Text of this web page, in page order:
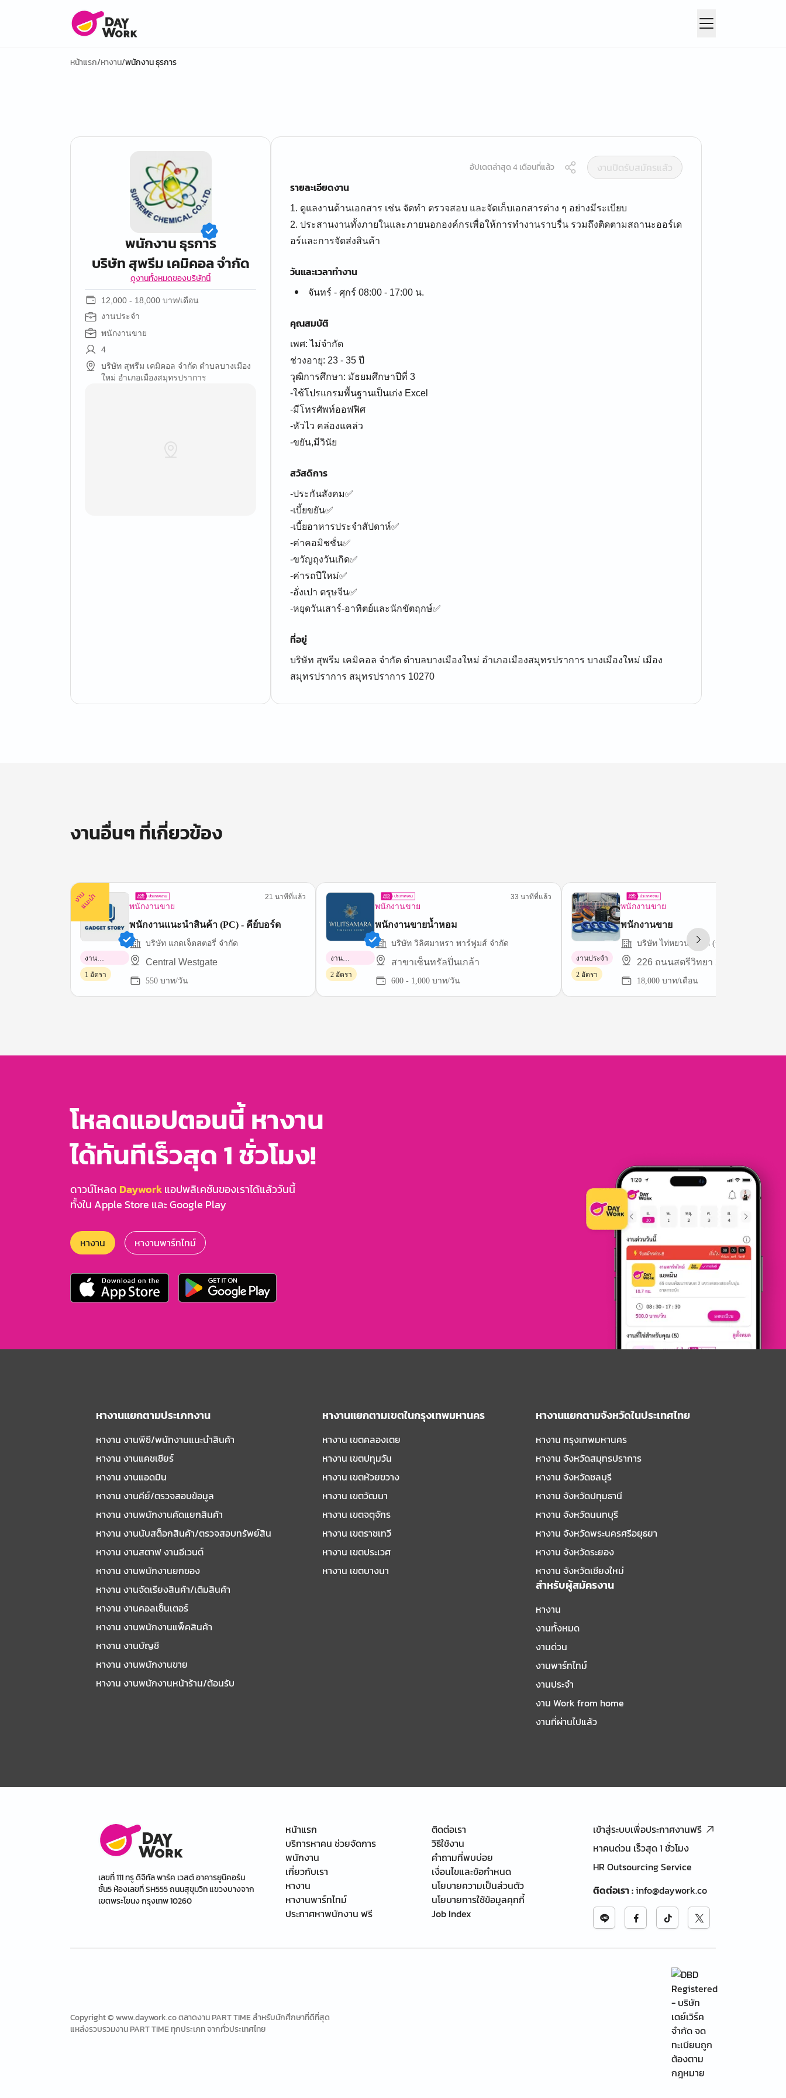
หน้าแรก/หางาน/พนักงาน ธุรการ
พนักงาน ธุรการ
บริษัท สุพรีม เคมิคอล จำกัด
ดูงานทั้งหมดของบริษัทนี้
12,000 - 18,000 บาท/เดือน
งานประจำ
พนักงานขาย
4
บริษัท สุพรีม เคมิคอล จำกัด ตำบลบางเมือง
ใหม่ อำเภอเมืองสมุทรปราการ
อัปเดตล่าสุด 4 เดือนที่แล้ว
งานปิดรับสมัครแล้ว
รายละเอียดงาน
1. ดูแลงานด้านเอกสาร เช่น จัดทำ ตรวจสอบ และจัดเก็บเอกสารต่าง ๆ อย่างมีระเบียบ
2. ประสานงานทั้งภายในและภายนอกองค์กรเพื่อให้การทำงานราบรื่น รวมถึงติดตามสถานะออร์เด
อร์และการจัดส่งสินค้า
วันและเวลาทำงาน
จันทร์ - ศุกร์ 08:00 - 17:00 น.
คุณสมบัติ
เพศ: ไม่จำกัด
ช่วงอายุ: 23 - 35 ปี
วุฒิการศึกษา: มัธยมศึกษาปีที่ 3
-ใช้โปรแกรมพื้นฐานเป็นเก่ง Excel
-มีโทรศัพท์ออฟฟิศ
-หัวไว คล่องแคล่ว
-ขยัน,มีวินัย
สวัสดิการ
-ประกันสังคม✅
-เบี้ยขยัน✅
-เบี้ยอาหารประจำสัปดาห์✅
-ค่าคอมิชชั่น✅
-ขวัญถุงวันเกิด✅
-ค่ารถปีใหม่✅
-อั่งเปา ตรุษจีน✅
-หยุดวันเสาร์-อาทิตย์และนักขัตฤกษ์✅
ที่อยู่
บริษัท สุพรีม เคมิคอล จำกัด ตำบลบางเมืองใหม่ อำเภอเมืองสมุทรปราการ บางเมืองใหม่ เมือง
สมุทรปราการ สมุทรปราการ 10270
งานอื่นๆ ที่เกี่ยวข้อง
ง
า
น
แ
น
ะ
นำ พนักงานขาย
21 นาทีที่แล้ว
พนักงานแนะนำสินค้า (PC) - คีย์บอร์ด
บริษัท แกดเจ็ตสตอรี่ จำกัด
Central Westgate
550 บาท/วัน
งาน
พาร์ทไทม์
1 อัตรา
พนักงานขาย
33 นาทีที่แล้ว
พนักงานขายน้ำหอม
บริษัท วิลิศมาหรา พาร์ฟูมส์ จำกัด
สาขาเซ็นทรัลปิ่นเกล้า
600 - 1,000 บาท/วัน
งาน
พาร์ทไทม์
2 อัตรา
พนักงานขาย
พนักงานขาย
บริษัท ไท่หยวน เทรด (ประเทศไทย) จำกัด
226 ถนนสตรีวิทยา 2
18,000 บาท/เดือน
งานประจำ
2 อัตรา
โหลดแอปตอนนี้ หางาน
ได้ทันทีเร็วสุด 1 ชั่วโมง!
ดาวน์โหลด Dayworkแอปพลิเคชันของเราได้แล้ววันนี้
ทั้งใน Apple Store และ Google Play
หางาน หางานพาร์ทไทม์
หางานแยกตามประเภทงาน
หางาน งานพีซี/พนักงานแนะนําสินค้า
หางาน งานแคชเชียร์
หางาน งานแอดมิน
หางาน งานคีย์/ตรวจสอบข้อมูล
หางาน งานพนักงานคัดแยกสินค้า
หางาน งานนับสต็อกสินค้า/ตรวจสอบทรัพย์สิน
หางาน งานสตาฟ งานอีเวนต์
หางาน งานพนักงานยกของ
หางาน งานจัดเรียงสินค้า/เติมสินค้า
หางาน งานคอลเซ็นเตอร์
หางาน งานพนักงานแพ็คสินค้า
หางาน งานบัญชี
หางาน งานพนักงานขาย
หางาน งานพนักงานหน้าร้าน/ต้อนรับ
หางานแยกตามเขตในกรุงเทพมหานคร
หางาน เขตคลองเตย
หางาน เขตปทุมวัน
หางาน เขตห้วยขวาง
หางาน เขตวัฒนา
หางาน เขตจตุจักร
หางาน เขตราชเทวี
หางาน เขตประเวศ
หางาน เขตบางนา
หางานแยกตามจังหวัดในประเทศไทย
หางาน กรุงเทพมหานคร
หางาน จังหวัดสมุทรปราการ
หางาน จังหวัดชลบุรี
หางาน จังหวัดปทุมธานี
หางาน จังหวัดนนทบุรี
หางาน จังหวัดพระนครศรีอยุธยา
หางาน จังหวัดระยอง
หางาน จังหวัดเชียงใหม่
สำหรับผู้สมัครงาน
หางาน
งานทั้งหมด
งานด่วน
งานพาร์ทไทม์
งานประจำ
งาน Work from home
งานที่ผ่านไปแล้ว
เลขที่ 111 ทรู ดิจิทัล พาร์ค เวสต์ อาคารยูนิคอร์น
ชั้น5 ห้องเลขที่ SH555 ถนนสุขุมวิท แขวงบางจาก
เขตพระโขนง กรุงเทพ 10260
หน้าแรก
บริการหาคน ช่วยจัดการ
พนักงาน
เกี่ยวกับเรา
หางาน
หางานพาร์ทไทม์
ประกาศหาพนักงาน ฟรี
ติดต่อเรา
วิธีใช้งาน
คำถามที่พบบ่อย
เงื่อนไขและข้อกำหนด
นโยบายความเป็นส่วนตัว
นโยบายการใช้ข้อมูลคุกกี้
Job Index
เข้าสู่ระบบเพื่อประกาศงานฟรี
หาคนด่วน เร็วสุด 1 ชั่วโมง
HR Outsourcing Service
ติดต่อเรา:info@daywork.co
Copyright © www.daywork.co ตลาดงาน PART TIME สำหรับนักศึกษาที่ดีที่สุด
แหล่งรวบรวมงาน PART TIME ทุกประเภท จากทั่วประเทศไทย